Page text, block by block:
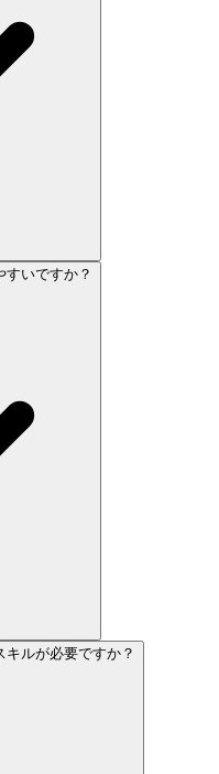
すいですか？
ルが必要ですか？